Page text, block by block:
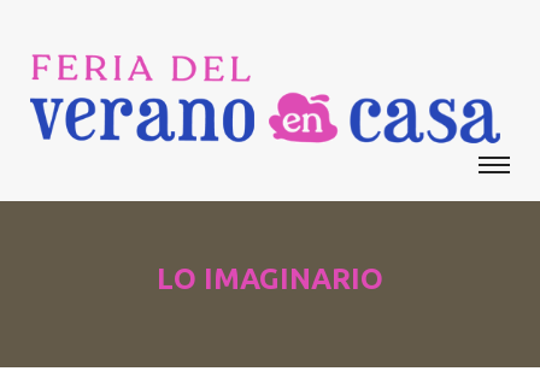
LO IMAGINARIO